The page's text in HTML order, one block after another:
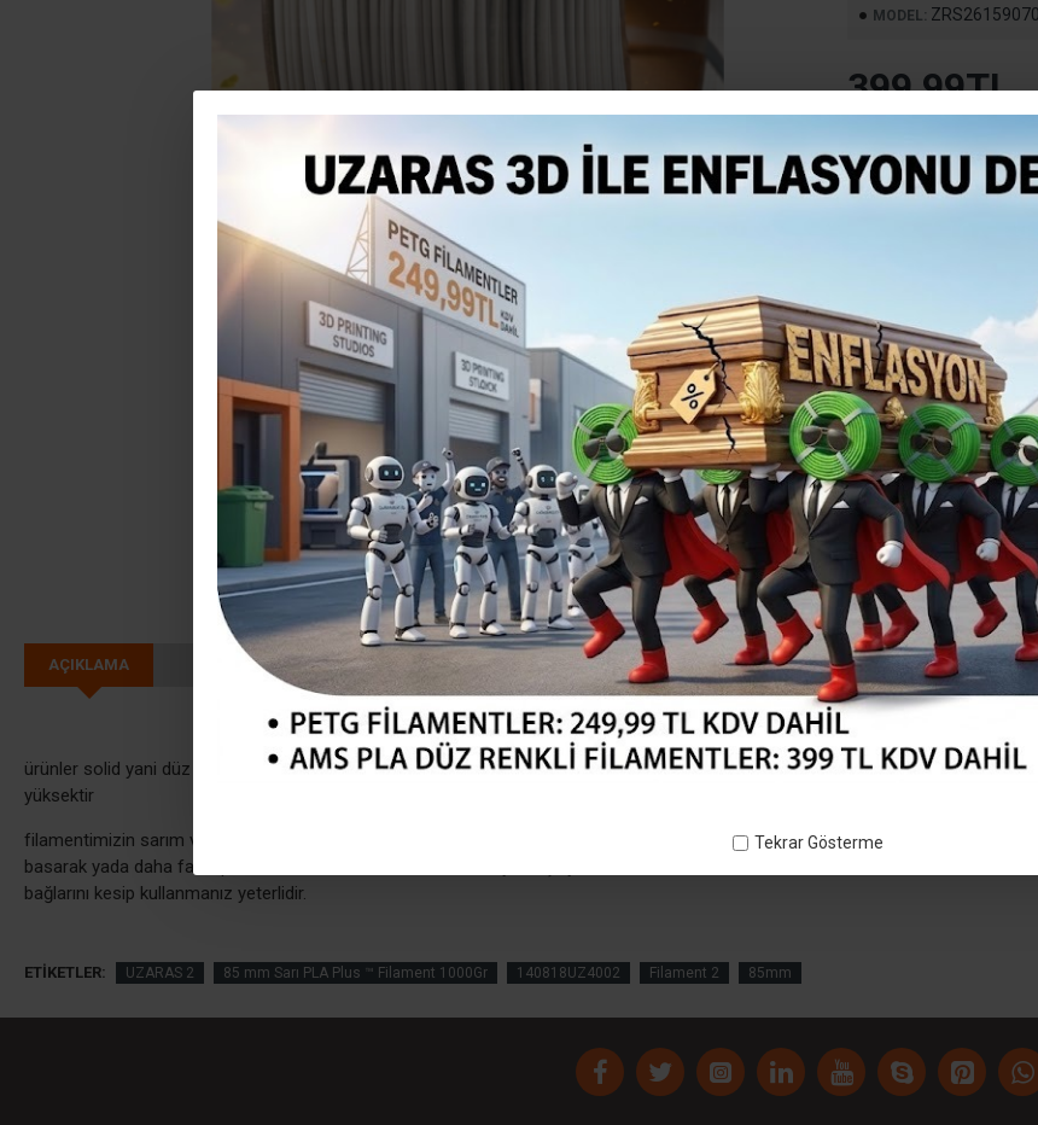
Tekrar Gösterme
MODEL:
399,99TL
Mevcut Seçenekler:
SEPETE
AÇIKLAMA
ürünler solid yani düz renklerdir yani sedefli değildir glint ürünler gibi parlamaz. sedefli olmadığı için mekanik dayanımı
yüksektir
filamentimizin sarım ve ortasındaki masura 60mm genişliğindedir masura iç çapımız 82,5mm dir 3d printerde makara
basarak yada daha farklı plastik makaralara takarak kullanmaya başlayabilirsiniz. makaranızı sabitledikten sonra filamentin
bağlarını kesip kullanmanız yeterlidir.
ETIKETLER: UZARAS 2 85 mm Sarı PLA Plus ™ Filament 1000Gr 140818UZ4002 Filament 2 85mm